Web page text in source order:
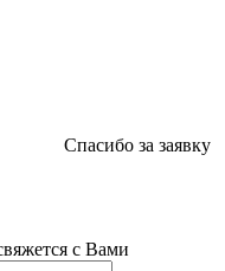
Спасибо за заявку
с Вами